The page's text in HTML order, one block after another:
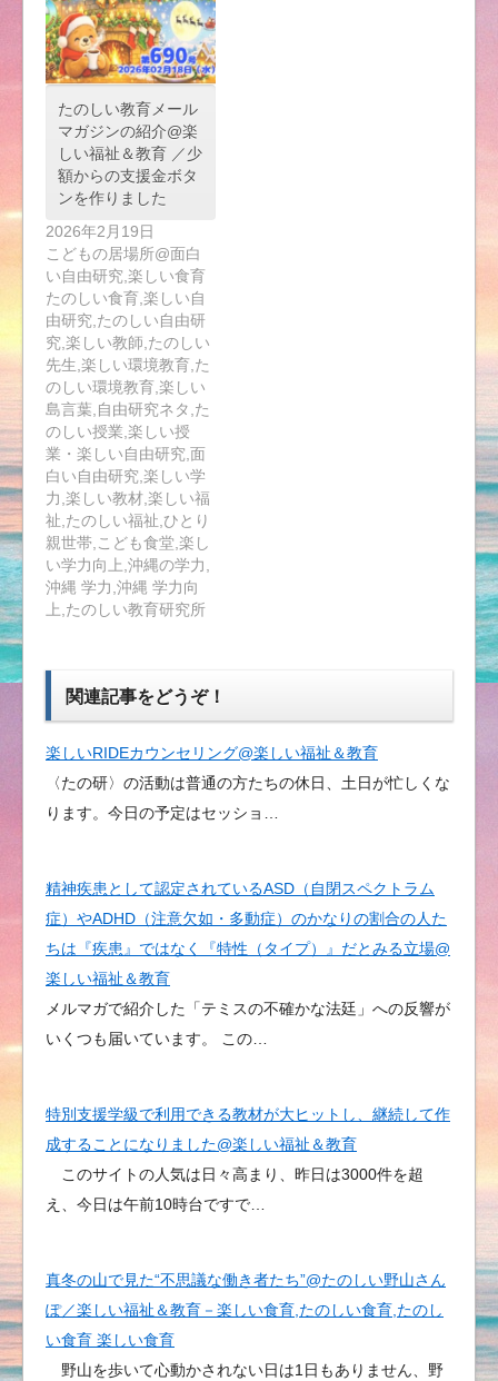
たのしい教育メール
マガジンの紹介@楽
しい福祉＆教育 ／少
額からの支援金ボタ
ンを作りました
2026年2月19日
こどもの居場所@面白
い自由研究,楽しい食育
たのしい食育,楽しい自
由研究,たのしい自由研
究,楽しい教師,たのしい
先生,楽しい環境教育,た
のしい環境教育,楽しい
島言葉,自由研究ネタ,た
のしい授業,楽しい授
業・楽しい自由研究,面
白い自由研究,楽しい学
力,楽しい教材,楽しい福
祉,たのしい福祉,ひとり
親世帯,こども食堂,楽し
い学力向上,沖縄の学力,
沖縄 学力,沖縄 学力向
上,たのしい教育研究所
関連記事をどうぞ！
楽しいRIDEカウンセリング@楽しい福祉＆教育
〈たの研〉の活動は普通の方たちの休日、土日が忙しくな
ります。今日の予定はセッショ…
精神疾患として認定されているASD（自閉スペクトラム
症）やADHD（注意欠如・多動症）のかなりの割合の人た
ちは『疾患』ではなく『特性（タイプ）』だとみる立場@
楽しい福祉＆教育
メルマガで紹介した「テミスの不確かな法廷」への反響が
いくつも届いています。 この…
特別支援学級で利用できる教材が大ヒットし、継続して作
成することになりました@楽しい福祉＆教育
このサイトの人気は日々高まり、昨日は3000件を超
え、今日は午前10時台ですで…
真冬の山で見た“不思議な働き者たち”@たのしい野山さん
ぽ／楽しい福祉＆教育－楽しい食育,たのしい食育,たのし
い食育 楽しい食育
野山を歩いて心動かされない日は1日もありません、野